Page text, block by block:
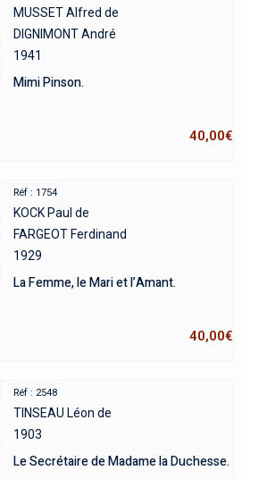
MUSSET Alfred de
DIGNIMONT André
1941
Mimi Pinson.
40,00€
Réf : 1754
KOCK Paul de
FARGEOT Ferdinand
1929
La Femme, le Mari et l’Amant.
40,00€
Réf : 2548
TINSEAU Léon de
1903
Le Secrétaire de Madame la Duchesse.